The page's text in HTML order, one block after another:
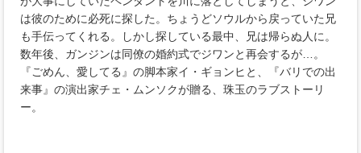
は彼のために必死に探した。ちょうどソウルから戻っていた兄
も手伝ってくれる。しかし探している最中、兄は帰らぬ人に。
数年後、ガンジンは同僚の婚約式でジワンと再会するが…。
『ごめん、愛してる』の脚本家イ・ギョンヒと、『バリでの出
来事』の演出家チェ・ムンソクが贈る、珠玉のラブストーリ
ー。